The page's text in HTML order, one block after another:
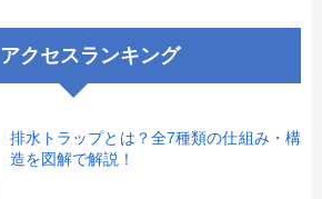
アクセスランキング
排水トラップとは？全7種類の仕組み・構
造を図解で解説！